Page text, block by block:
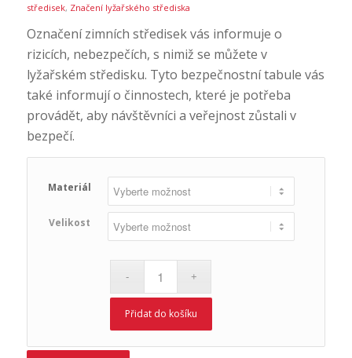
středisek, Značení lyžařského střediska
Označení zimních středisek vás informuje o
rizicích, nebezpečích, s nimiž se můžete v
lyžařském středisku. Tyto bezpečnostní tabule vás
také informují o činnostech, které je potřeba
provádět, aby návštěvníci a veřejnost zůstali v
bezpečí.
Materiál
Velikost
Přidat do košíku